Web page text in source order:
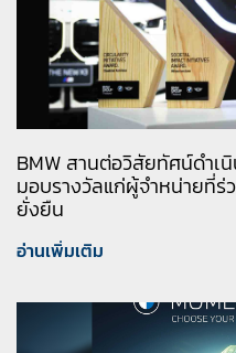
BMW สานต่อวิสัยทัศน์ดำ
มอบรางวัลแก่ผู้จำหน่ายที่
ยั่งยืน
อ่านเพิ่มเติม